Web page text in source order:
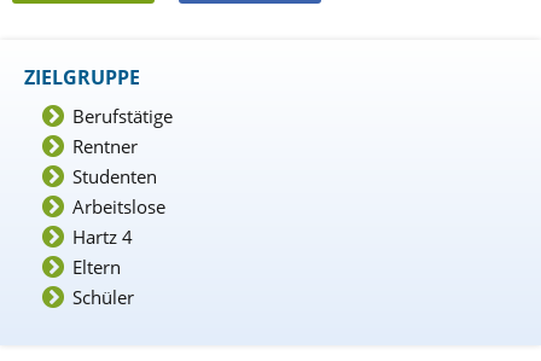
ZIELGRUPPE
Berufstätige
Rentner
Studenten
Arbeitslose
Hartz 4
Eltern
Schüler